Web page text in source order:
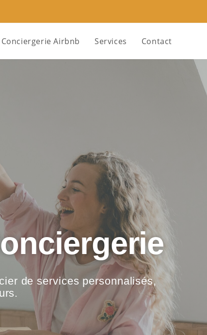
Conciergerie Airbnb Services Contact
de services personnalisés,